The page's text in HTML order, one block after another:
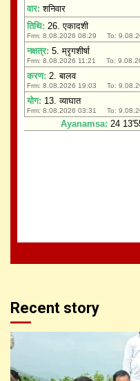
Recent story